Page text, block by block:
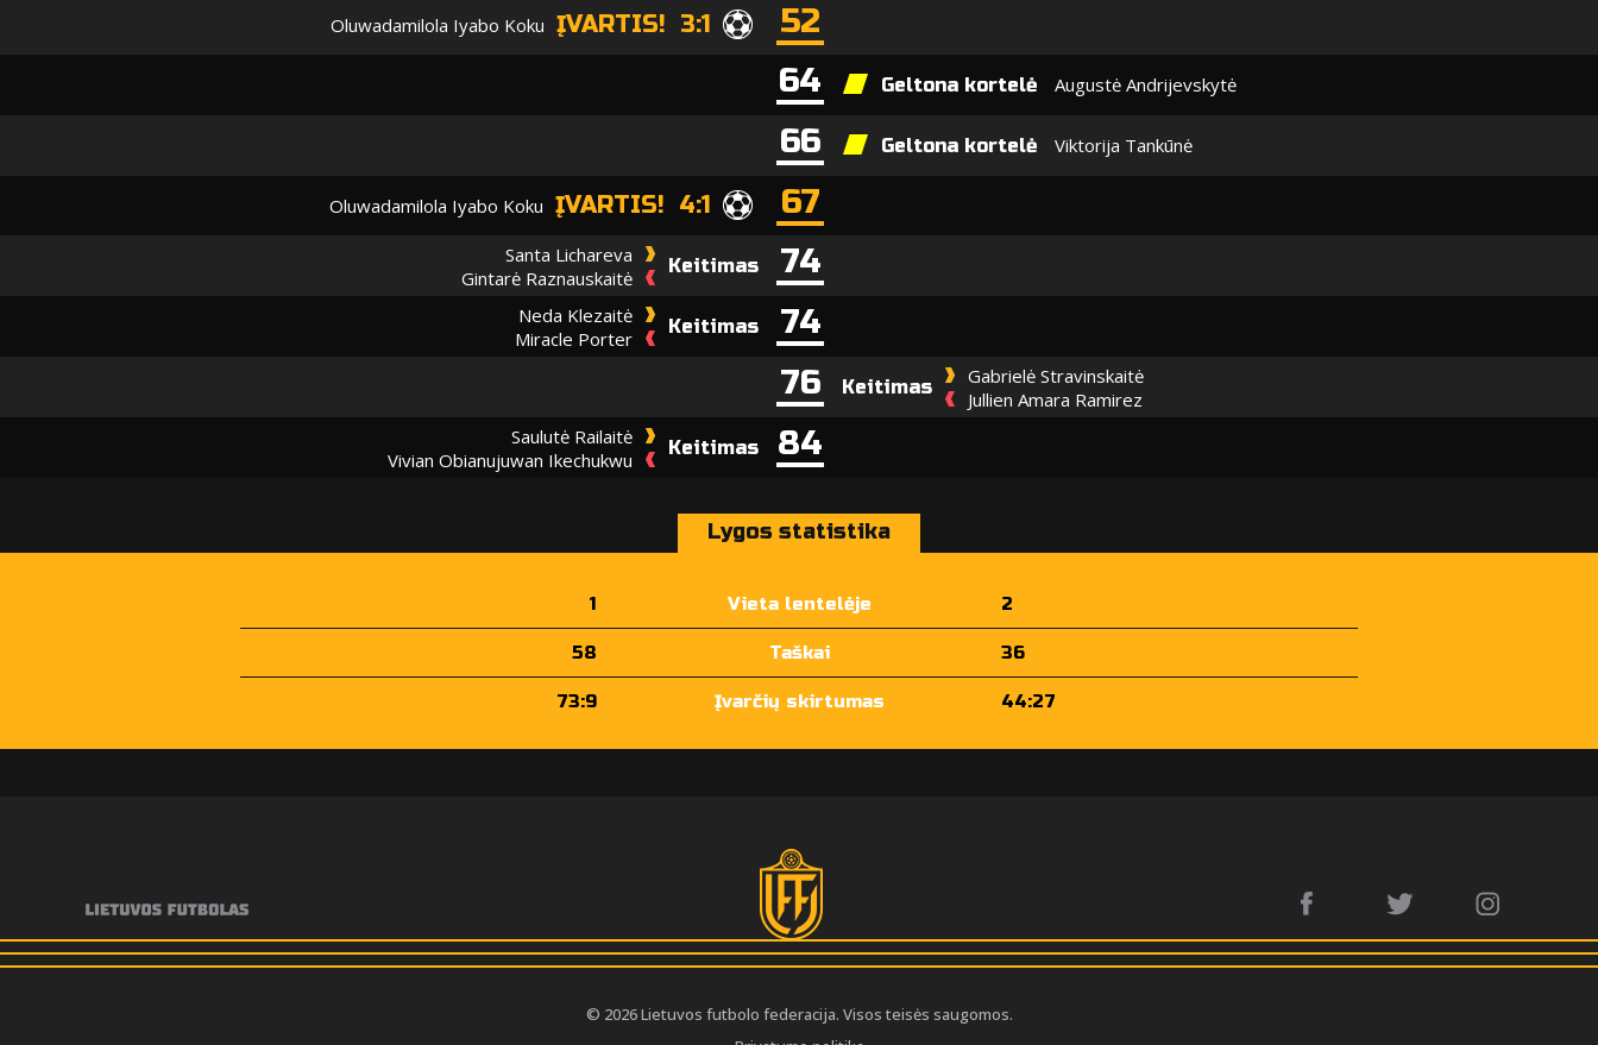
Oluwadamilola Iyabo Koku ĮVARTIS! 3:1
52
64
Geltona kortelė Augustė Andrijevskytė
66 Geltona kortelė Viktorija Tankūnė
Oluwadamilola Iyabo Koku ĮVARTIS! 4:1 67
Santa Lichareva
Gintarė Raznauskaitė
Keitimas 74
Neda Klezaitė
Miracle Porter
Keitimas
74
76
Keitimas
Gabrielė Stravinskaitė
Jullien Amara Ramirez
Saulutė Railaitė
Vivian Obianujuwan Ikechukwu
Keitimas 84
Lygos statistika
1 Vieta lentelėje 2
58 Taškai 36
73:9 Įvarčių skirtumas 44:27
© 2026 Lietuvos futbolo federacija. Visos teisės saugomos.